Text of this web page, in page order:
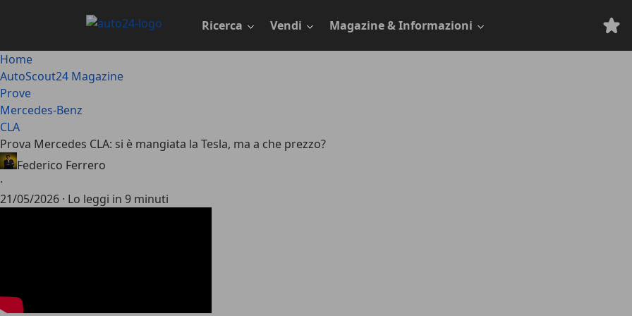
principale
Ricerca Vendi Magazine & Informazioni
Home
AutoScout24 Magazine
Prove
Mercedes-Benz
CLA
Prova Mercedes CLA: si è mangiata la Tesla, ma a che prezzo?
Federico Ferrero
·
21/05/2026 · Lo leggi in 9 minuti